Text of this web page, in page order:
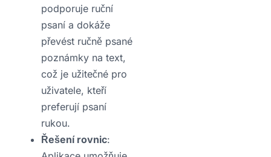
podporuje ruční
psaní a dokáže
převést ručně psané
poznámky na text,
což je užitečné pro
uživatele, kteří
preferují psaní
rukou.
Řešení rovnic: